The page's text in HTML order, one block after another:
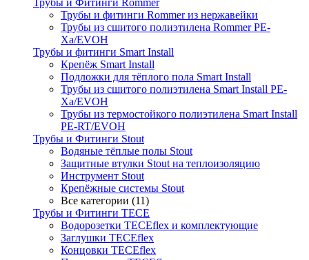
Трубы и Фитинги Rommer
Трубы и фитинги Rommer из нержавейки
Трубы из сшитого полиэтилена Rommer PE-
Xa/EVOH
Трубы и фитинги Smart Install
Крепёж Smart Install
Подложки для тёплого пола Smart Install
Трубы из сшитого полиэтилена Smart Install PE-
Xa/EVOH
Трубы из термостойкого полиэтилена Smart Install
PE-RT/EVOH
Трубы и Фитинги Stout
Водяные тёплые полы Stout
Защитные втулки Stout на теплоизоляцию
Инструмент Stout
Крепёжные системы Stout
Все категории (11)
Трубы и Фитинги TECE
Водорозетки TECEflex и комплектующие
Заглушки TECEflex
Концовки TECEflex